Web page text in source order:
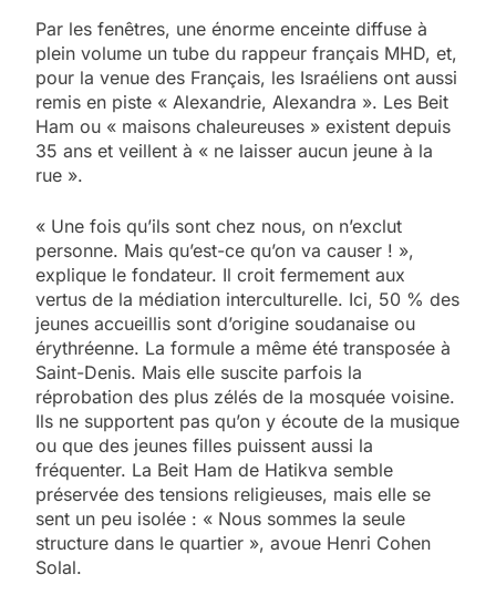
Par les fenêtres, une énorme enceinte diffuse à
plein volume un tube du rappeur français MHD, et,
pour la venue des Français, les Israéliens ont aussi
remis en piste « Alexandrie, Alexandra ». Les Beit
Ham ou « maisons chaleureuses » existent depuis
35 ans et veillent à « ne laisser aucun jeune à la
rue ».
« Une fois qu’ils sont chez nous, on n’exclut
personne. Mais qu’est-ce qu’on va causer ! »,
explique le fondateur. Il croit fermement aux
vertus de la médiation interculturelle. Ici, 50 % des
jeunes accueillis sont d’origine soudanaise ou
érythréenne. La formule a même été transposée à
Saint-Denis. Mais elle suscite parfois la
réprobation des plus zélés de la mosquée voisine.
Ils ne supportent pas qu’on y écoute de la musique
ou que des jeunes filles puissent aussi la
fréquenter. La Beit Ham de Hatikva semble
préservée des tensions religieuses, mais elle se
sent un peu isolée : « Nous sommes la seule
structure dans le quartier », avoue Henri Cohen
Solal.